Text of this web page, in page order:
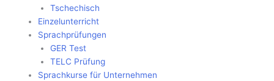
Tschechisch
Einzelunterricht
Sprachprüfungen
GER Test
TELC Prüfung
Sprachkurse für Unternehmen